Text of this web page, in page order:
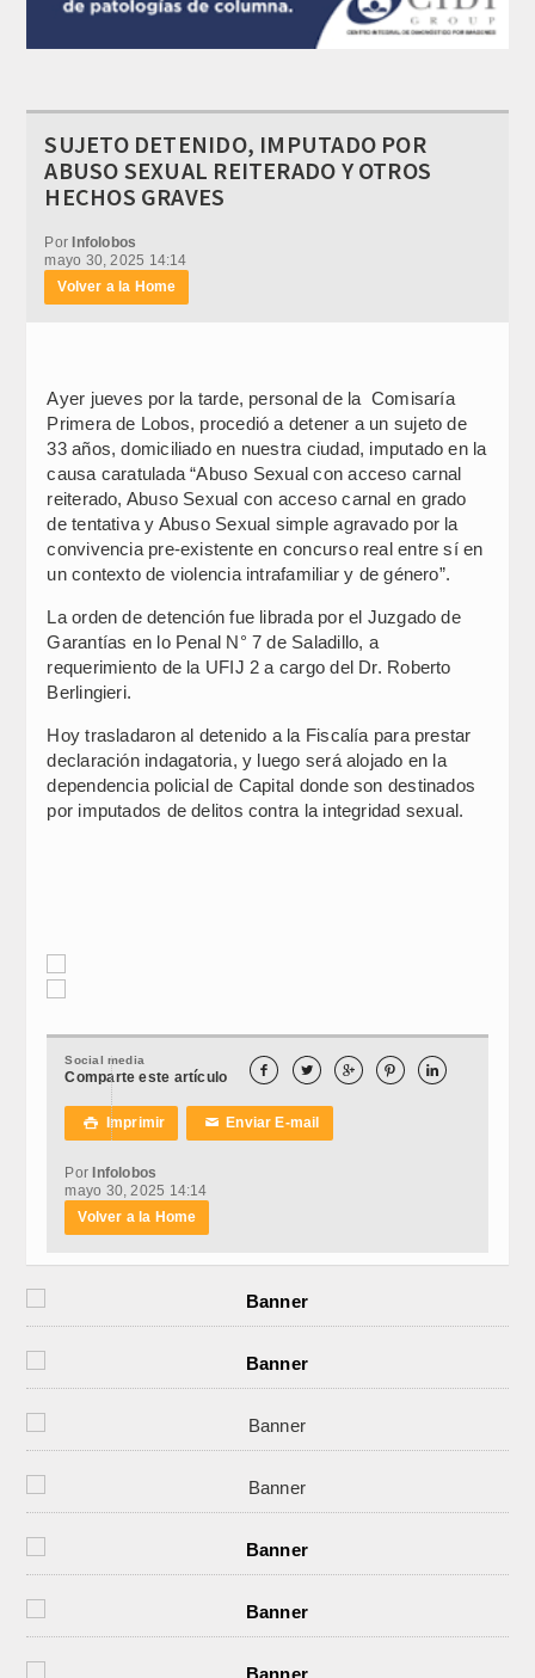
SUJETO DETENIDO, IMPUTADO POR
ABUSO SEXUAL REITERADO Y OTROS
HECHOS GRAVES
PorInfolobos
mayo 30, 2025 14:14
Volver a la Home
Ayer jueves por la tarde, personal de la Comisaría
Primera de Lobos, procedió a detener a un sujeto de
33 años, domiciliado en nuestra ciudad, imputado en la
causa caratulada “Abuso Sexual con acceso carnal
reiterado, Abuso Sexual con acceso carnal en grado
de tentativa y Abuso Sexual simple agravado por la
convivencia pre-existente en concurso real entre sí en
un contexto de violencia intrafamiliar y de género”.
La orden de detención fue librada por el Juzgado de
Garantías en lo Penal N° 7 de Saladillo, a
requerimiento de la UFIJ 2 a cargo del Dr. Roberto
Berlingieri.
Hoy trasladaron al detenido a la Fiscalía para prestar
declaración indagatoria, y luego será alojado en la
dependencia policial de Capital donde son destinados
por imputados de delitos contra la integridad sexual.
Social media
Comparte este artículo     
 Imprimir ✉Enviar E-mail
PorInfolobos
mayo 30, 2025 14:14
Volver a la Home